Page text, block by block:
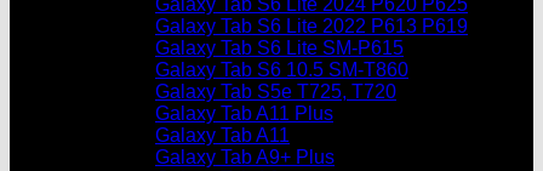
Galaxy Tab S6 Lite 2024 P620 P625
Galaxy Tab S6 Lite 2022 P613 P619
Galaxy Tab S6 Lite SM-P615
Galaxy Tab S6 10.5 SM-T860
Galaxy Tab S5e T725, T720
Galaxy Tab A11 Plus
Galaxy Tab A11
Galaxy Tab A9+ Plus